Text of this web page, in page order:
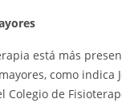
está más
como indica
Colegio de